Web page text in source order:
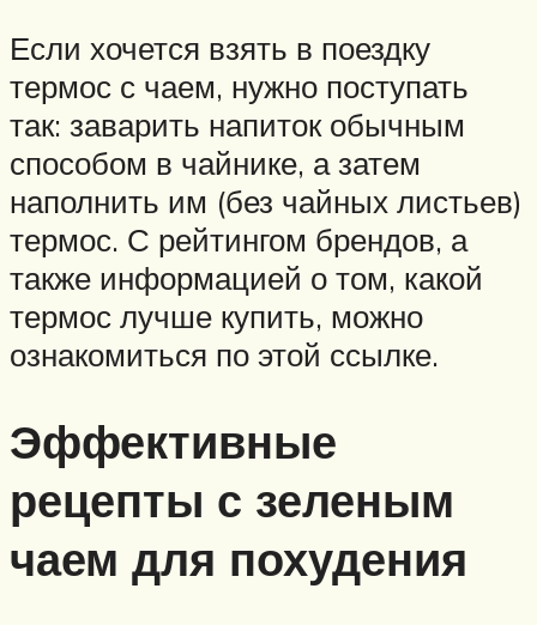
Если хочется взять в поездку
термос с чаем, нужно поступать
так: заварить напиток обычным
способом в чайнике, а затем
наполнить им (без чайных листьев)
термос. С рейтингом брендов, а
также информацией о том, какой
термос лучше купить, можно
ознакомиться по этой ссылке.
Эффективные
рецепты с зеленым
чаем для похудения